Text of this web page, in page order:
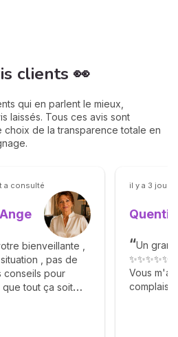
clients 👀
qui en parlent le mieux,
laissés. Tous ces avis sont
choix de la transparence totale en
a consulté
bienveillante ,
, pas de
conseils pour
tout ça soit
il y a 3
Un
Vous